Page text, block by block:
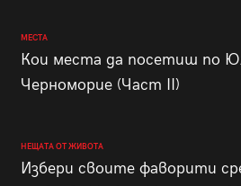
МЕСТА
Кои места да посетиш по
Черноморие (Част II)
НЕЩАТА ОТ ЖИВОТА
Избери своите фаворити